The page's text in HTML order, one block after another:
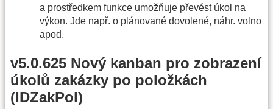
a prostředkem funkce umožňuje převést úkol na
výkon. Jde např. o plánované dovolené, náhr. volno
apod.
v5.0.625 Nový kanban pro zobrazení
úkolů zakázky po položkách
(IDZakPol)